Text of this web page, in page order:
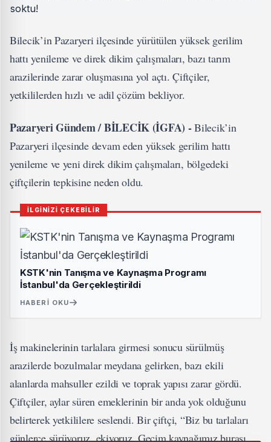
Bilecik’in Pazaryeri ilçesinde yürütülen yüksek gerilim
hattı yenileme ve direk dikim çalışmaları, bazı tarım
arazilerinde zarar oluşmasına yol açtı. Çiftçiler,
yetkililerden hızlı ve adil çözüm bekliyor.
Pazaryeri Gündem / BİLECİK (İGFA) -Bilecik’in
Pazaryeri ilçesinde devam eden yüksek gerilim hattı
yenileme ve yeni direk dikim çalışmaları, bölgedeki
çiftçilerin tepkisine neden oldu.
İLGİNİZİ ÇEKEBİLİR
KSTK'nin Tanışma ve Kaynaşma Programı
İstanbul'da Gerçekleştirildi
HABERI OKU
İş makinelerinin tarlalara girmesi sonucu sürülmüş
arazilerde bozulmalar meydana gelirken, bazı ekili
alanlarda mahsuller ezildi ve toprak yapısı zarar gördü.
Çiftçiler, aylar süren emeklerinin bir anda yok olduğunu
belirterek yetkililere seslendi. Bir çiftçi, “Biz bu tarlaları
günlerce sürüyoruz, ekiyoruz. Geçim kaynağımız burası.